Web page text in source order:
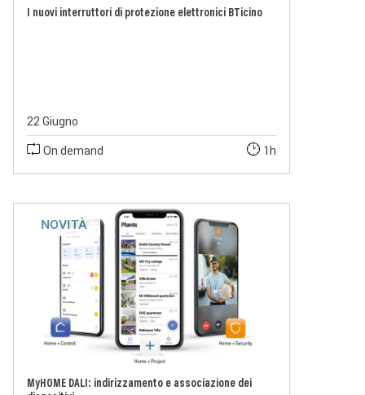
I nuovi interruttori di protezione elettronici BTicino
22 Giugno
On demand
1h
NOVITÀ
MyHOME DALI: indirizzamento e associazione dei